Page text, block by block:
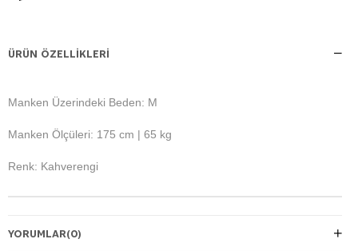
ÜRÜN ÖZELLIKLERI
Manken Üzerindeki Beden: M
Manken Ölçüleri: 175 cm | 65 kg
Renk: Kahverengi
YORUMLAR(0)